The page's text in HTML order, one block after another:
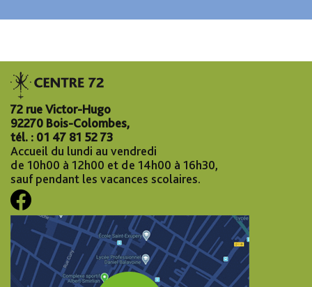
72 rue Victor-Hugo
92270 Bois-Colombes,
tél. : 01 47 81 52 73
Accueil du lundi au vendredi
de 10h00 à 12h00 et de 14h00 à 16h30,
sauf pendant les vacances scolaires.